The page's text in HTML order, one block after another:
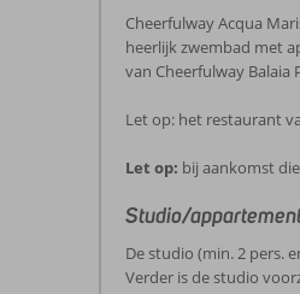
Cheerfulway Acqua
heerlijk zwembad met
van Cheerfulway Balaia
Let op: het restaurant
Let op: bij aankomst
Studio/
De studio (min. 2 pers.
Verder is de studio